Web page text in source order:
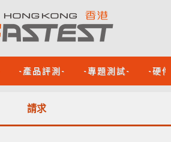
-產品評測- -專題測試- -硬
請求